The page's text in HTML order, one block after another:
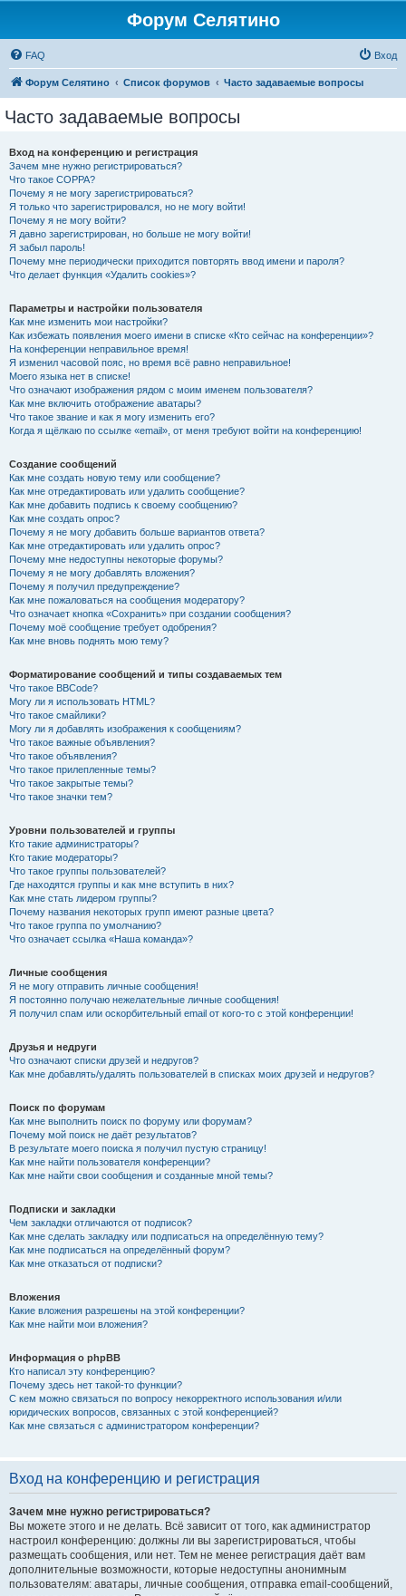
Форум Селятино
FAQ Вход
Форум Селятино Список форумов Часто задаваемые вопросы
Часто задаваемые вопросы
Вход на конференцию и регистрация
Зачем мне нужно регистрироваться?
Что такое COPPA?
Почему я не могу зарегистрироваться?
Я только что зарегистрировался, но не могу войти!
Почему я не могу войти?
Я давно зарегистрирован, но больше не могу войти!
Я забыл пароль!
Почему мне периодически приходится повторять ввод имени и пароля?
Что делает функция «Удалить cookies»?
Параметры и настройки пользователя
Как мне изменить мои настройки?
Как избежать появления моего имени в списке «Кто сейчас на конференции»?
На конференции неправильное время!
Я изменил часовой пояс, но время всё равно неправильное!
Моего языка нет в списке!
Что означают изображения рядом с моим именем пользователя?
Как мне включить отображение аватары?
Что такое звание и как я могу изменить его?
Когда я щёлкаю по ссылке «email», от меня требуют войти на конференцию!
Создание сообщений
Как мне создать новую тему или сообщение?
Как мне отредактировать или удалить сообщение?
Как мне добавить подпись к своему сообщению?
Как мне создать опрос?
Почему я не могу добавить больше вариантов ответа?
Как мне отредактировать или удалить опрос?
Почему мне недоступны некоторые форумы?
Почему я не могу добавлять вложения?
Почему я получил предупреждение?
Как мне пожаловаться на сообщения модератору?
Что означает кнопка «Сохранить» при создании сообщения?
Почему моё сообщение требует одобрения?
Как мне вновь поднять мою тему?
Форматирование сообщений и типы создаваемых тем
Что такое BBCode?
Могу ли я использовать HTML?
Что такое смайлики?
Могу ли я добавлять изображения к сообщениям?
Что такое важные объявления?
Что такое объявления?
Что такое прилепленные темы?
Что такое закрытые темы?
Что такое значки тем?
Уровни пользователей и группы
Кто такие администраторы?
Кто такие модераторы?
Что такое группы пользователей?
Где находятся группы и как мне вступить в них?
Как мне стать лидером группы?
Почему названия некоторых групп имеют разные цвета?
Что такое группа по умолчанию?
Что означает ссылка «Наша команда»?
Личные сообщения
Я не могу отправить личные сообщения!
Я постоянно получаю нежелательные личные сообщения!
Я получил спам или оскорбительный email от кого-то с этой конференции!
Друзья и недруги
Что означают списки друзей и недругов?
Как мне добавлять/удалять пользователей в списках моих друзей и недругов?
Поиск по форумам
Как мне выполнить поиск по форуму или форумам?
Почему мой поиск не даёт результатов?
В результате моего поиска я получил пустую страницу!
Как мне найти пользователя конференции?
Как мне найти свои сообщения и созданные мной темы?
Подписки и закладки
Чем закладки отличаются от подписок?
Как мне сделать закладку или подписаться на определённую тему?
Как мне подписаться на определённый форум?
Как мне отказаться от подписки?
Вложения
Какие вложения разрешены на этой конференции?
Как мне найти мои вложения?
Информация о phpBB
Кто написал эту конференцию?
Почему здесь нет такой-то функции?
С кем можно связаться по вопросу некорректного использования и/или
юридических вопросов, связанных с этой конференцией?
Как мне связаться с администратором конференции?
Вход на конференцию и регистрация
Зачем мне нужно регистрироваться?
Вы можете этого и не делать. Всё зависит от того, как администратор
настроил конференцию: должны ли вы зарегистрироваться, чтобы
размещать сообщения, или нет. Тем не менее регистрация даёт вам
дополнительные возможности, которые недоступны анонимным
пользователям: аватары, личные сообщения, отправка email-сообщений,